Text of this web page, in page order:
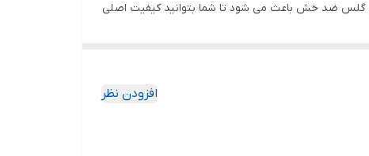
گلس ضد خش باعث می شود تا شما بتوانید کیفیت اصلی
افزودن نظر